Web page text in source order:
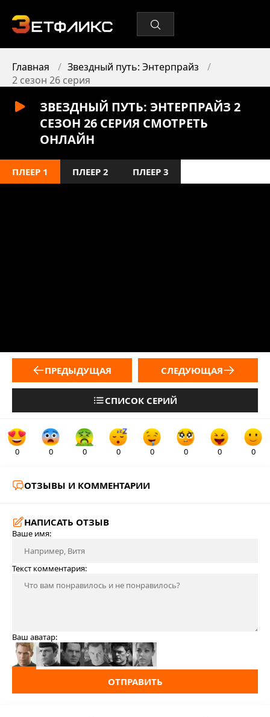
Главная
Звездный путь: Энтерпрайз
2 сезон 26 серия
ЗВЕЗДНЫЙ ПУТЬ: ЭНТЕРПРАЙЗ 2
СЕЗОН 26 СЕРИЯ СМОТРЕТЬ
ОНЛАЙН
ПЛЕЕР 1 ПЛЕЕР 2 ПЛЕЕР 3
ПРЕДЫДУЩАЯ
СПИСОК СЕРИЙ
СЛЕДУЮЩАЯ
0 0 0 0 0 0 0 0
ОТЗЫВЫ И КОММЕНТАРИИ
НАПИСАТЬ ОТЗЫВ
Ваше имя:
Текст комментария:
Ваш аватар:
ОТПРАВИТЬ